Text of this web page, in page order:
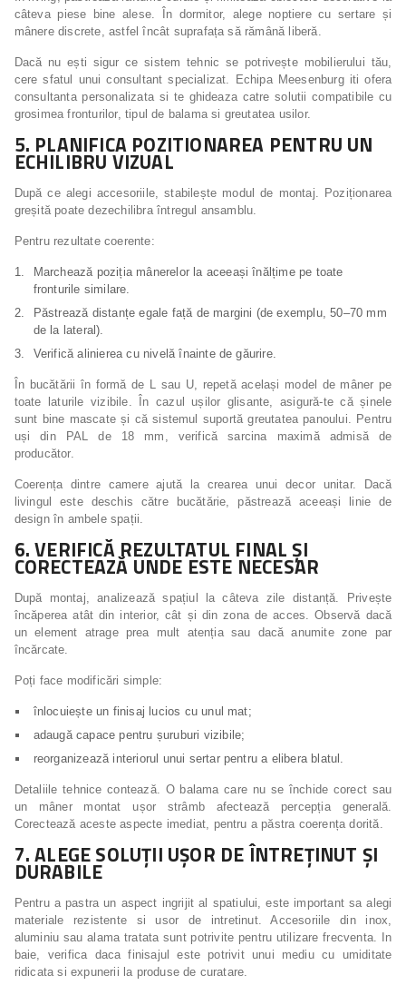
câteva piese bine alese. În dormitor, alege noptiere cu sertare și
mânere discrete, astfel încât suprafața să rămână liberă.
Dacă nu ești sigur ce sistem tehnic se potrivește mobilierului tău,
cere sfatul unui consultant specializat. Echipa Meesenburg iti ofera
consultanta personalizata si te ghideaza catre solutii compatibile cu
grosimea fronturilor, tipul de balama si greutatea usilor.
5. PLANIFICA POZITIONAREA PENTRU UN
ECHILIBRU VIZUAL
După ce alegi accesoriile, stabilește modul de montaj. Poziționarea
greșită poate dezechilibra întregul ansamblu.
Pentru rezultate coerente:
Marchează poziția mânerelor la aceeași înălțime pe toate
fronturile similare.
Păstrează distanțe egale față de margini (de exemplu, 50–70 mm
de la lateral).
Verifică alinierea cu nivelă înainte de găurire.
În bucătării în formă de L sau U, repetă același model de mâner pe
toate laturile vizibile. În cazul ușilor glisante, asigură-te că șinele
sunt bine mascate și că sistemul suportă greutatea panoului. Pentru
uși din PAL de 18 mm, verifică sarcina maximă admisă de
producător.
Coerența dintre camere ajută la crearea unui decor unitar. Dacă
livingul este deschis către bucătărie, păstrează aceeași linie de
design în ambele spații.
6. VERIFICĂ REZULTATUL FINAL ȘI
CORECTEAZĂ UNDE ESTE NECESAR
După montaj, analizează spațiul la câteva zile distanță. Privește
încăperea atât din interior, cât și din zona de acces. Observă dacă
un element atrage prea mult atenția sau dacă anumite zone par
încărcate.
Poți face modificări simple:
înlocuiește un finisaj lucios cu unul mat;
adaugă capace pentru șuruburi vizibile;
reorganizează interiorul unui sertar pentru a elibera blatul.
Detaliile tehnice contează. O balama care nu se închide corect sau
un mâner montat ușor strâmb afectează percepția generală.
Corectează aceste aspecte imediat, pentru a păstra coerența dorită.
7. ALEGE SOLUȚII UȘOR DE ÎNTREȚINUT ȘI
DURABILE
Pentru a pastra un aspect ingrijit al spatiului, este important sa alegi
materiale rezistente si usor de intretinut. Accesoriile din inox,
aluminiu sau alama tratata sunt potrivite pentru utilizare frecventa. In
baie, verifica daca finisajul este potrivit unui mediu cu umiditate
ridicata si expunerii la produse de curatare.